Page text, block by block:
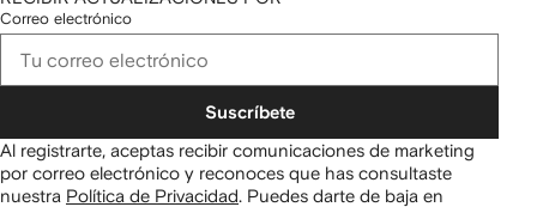
Correo electrónico
Suscríbete
Al registrarte, aceptas recibir comunicaciones de marketing
por correo electrónico y reconoces que has consultaste
nuestra Política de Privacidad. Puedes darte de baja en